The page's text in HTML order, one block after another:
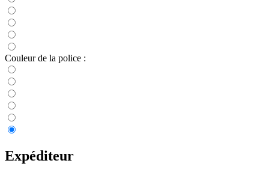
Couleur de la police :
Expéditeur